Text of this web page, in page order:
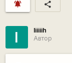
notifications_active share
I
Iiiiiih
Автор